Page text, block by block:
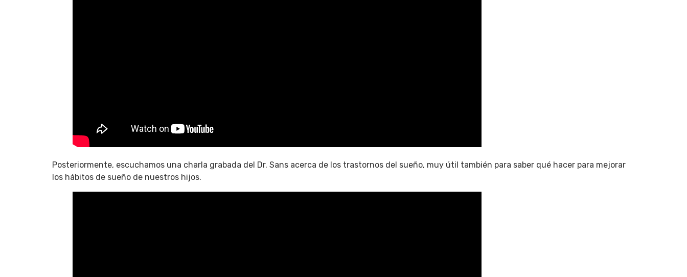
Posteriormente, escuchamos una charla grabada del Dr. Sans acerca de los trastornos del sueño, muy útil también para saber qué hacer para mejorar
los hábitos de sueño de nuestros hijos.